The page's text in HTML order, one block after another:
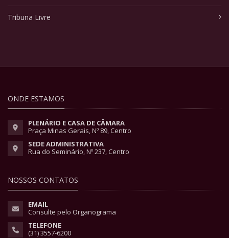
Tribuna Livre
ONDE ESTAMOS
PLENÁRIO E CASA DE CÂMARA
Praça Minas Gerais, Nº 89, Centro
SEDE ADMINISTRATIVA
Rua do Seminário, Nº 237, Centro
NOSSOS CONTATOS
EMAIL
Consulte pelo Organograma
TELEFONE
(31) 3557-6200